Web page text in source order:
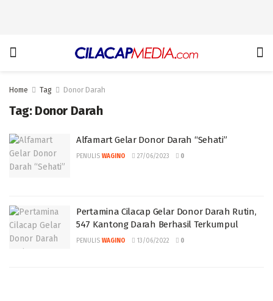
Home Tag Donor Darah
Tag: Donor Darah
Alfamart Gelar Donor Darah “Sehati”
PENULIS WAGINO 27/06/2023 0
Pertamina Cilacap Gelar Donor Darah Rutin,
547 Kantong Darah Berhasil Terkumpul
PENULIS WAGINO 13/06/2022 0